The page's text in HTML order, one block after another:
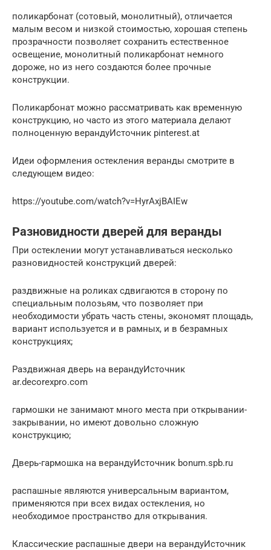
поликарбонат (сотовый, монолитный), отличается
малым весом и низкой стоимостью, хорошая степень
прозрачности позволяет сохранить естественное
освещение, монолитный поликарбонат немного
дороже, но из него создаются более прочные
конструкции.
Поликарбонат можно рассматривать как временную
конструкцию, но часто из этого материала делают
полноценную верандуИсточник pinterest.at
Идеи оформления остекления веранды смотрите в
следующем видео:
https://youtube.com/watch?v=HyrAxjBAIEw
Разновидности дверей для веранды
При остеклении могут устанавливаться несколько
разновидностей конструкций дверей:
раздвижные на роликах сдвигаются в сторону по
специальным полозьям, что позволяет при
необходимости убрать часть стены, экономят площадь,
вариант используется и в рамных, и в безрамных
конструкциях;
Раздвижная дверь на верандуИсточник
ar.decorexpro.com
гармошки не занимают много места при открывании-
закрывании, но имеют довольно сложную
конструкцию;
Дверь-гармошка на верандуИсточник bonum.spb.ru
распашные являются универсальным вариантом,
применяются при всех видах остекления, но
необходимое пространство для открывания.
Классические распашные двери на верандуИсточник